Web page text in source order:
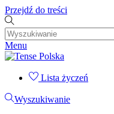
Przejdź do treści
Menu
Lista życzeń
Wyszukiwanie